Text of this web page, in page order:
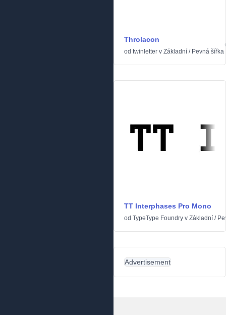
Throlacon
od twinletter v Základní / Pevná šířka
TT Interphases Pro Mono
od TypeType Foundry v Základní /
Advertisement